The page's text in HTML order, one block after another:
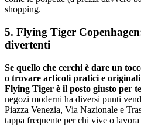
shopping.
5. Flying Tiger
divertenti
Se quello che cerchi è dare un
o trovare articoli pratici e originali
Flying Tiger è il posto giusto per
negozi moderni ha diversi punti
Piazza Venezia, Via Nazionale e
tappa frequente per chi vive o